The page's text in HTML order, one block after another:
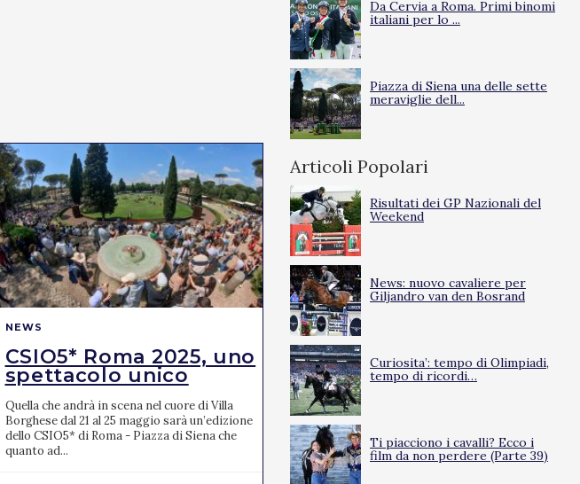
NEWS
CSIO5* Roma 2025, uno
spettacolo unico
Quella che andrà in scena nel cuore di Villa
Borghese dal 21 al 25 maggio sarà un’edizione
dello CSIO5* di Roma - Piazza di Siena che
quanto ad...
EVENTI
Tante le novità per
l’edizione...
I Campionati Italiani Assoluti di salto ostacoli
2025, che si terranno a Cervia dal 17 al 20
aprile, promettono un'edizione ricca di
novità. L’e...
Da Cervia a Roma. Primi binomi
italiani per lo ...
Piazza di Siena una delle sette
meraviglie dell...
Articoli Popolari
Risultati dei GP Nazionali del
Weekend
News: nuovo cavaliere per
Giljandro van den Bosrand
Curiosita’: tempo di Olimpiadi,
tempo di ricordi…
Ti piacciono i cavalli? Ecco i
film da non perdere (Parte 39)